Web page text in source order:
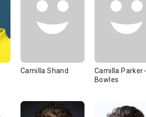
Camilla Shand
Camilla Parker-
Bowles